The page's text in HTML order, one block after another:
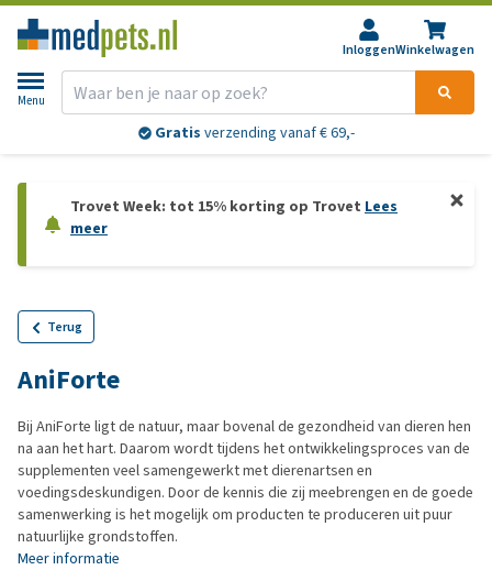
InloggenWinkelwagen
Menu
Gratis verzending vanaf € 69,-
Trovet Week: tot 15% korting op Trovet Lees
meer
Terug
AniForte
Bij AniForte ligt de natuur, maar bovenal de gezondheid van dieren hen
na aan het hart. Daarom wordt tijdens het ontwikkelingsproces van de
supplementen veel samengewerkt met dierenartsen en
voedingsdeskundigen. Door de kennis die zij meebrengen en de goede
samenwerking is het mogelijk om producten te produceren uit puur
natuurlijke grondstoffen.
Meer informatie